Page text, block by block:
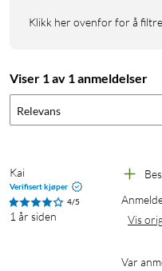
Klikk her ovenfor for å
Viser 1 av 1 anmeldelser
Relevans
Kai
Verifisert kjøper
4/5
1 år siden
Vis
Var